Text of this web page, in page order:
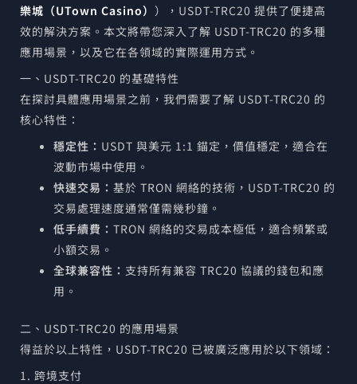
樂城（UTown Casino） ），USDT-TRC20 提供了便捷高
效的解決方案。本文將帶您深入了解 USDT-TRC20 的多種
應用場景，以及它在各領域的實際運用方式。
一、USDT-TRC20 的基礎特性
在探討具體應用場景之前，我們需要了解 USDT-TRC20 的
核心特性：
穩定性： USDT 與美元 1:1 錨定，價值穩定，適合在
波動市場中使用。
快速交易： 基於 TRON 網絡的技術，USDT-TRC20 的
交易處理速度通常僅需幾秒鐘。
低手續費： TRON 網絡的交易成本極低，適合頻繁或
小額交易。
全球兼容性： 支持所有兼容 TRC20 協議的錢包和應
用。
二、USDT-TRC20 的應用場景
得益於以上特性，USDT-TRC20 已被廣泛應用於以下領域：
1. 跨境支付